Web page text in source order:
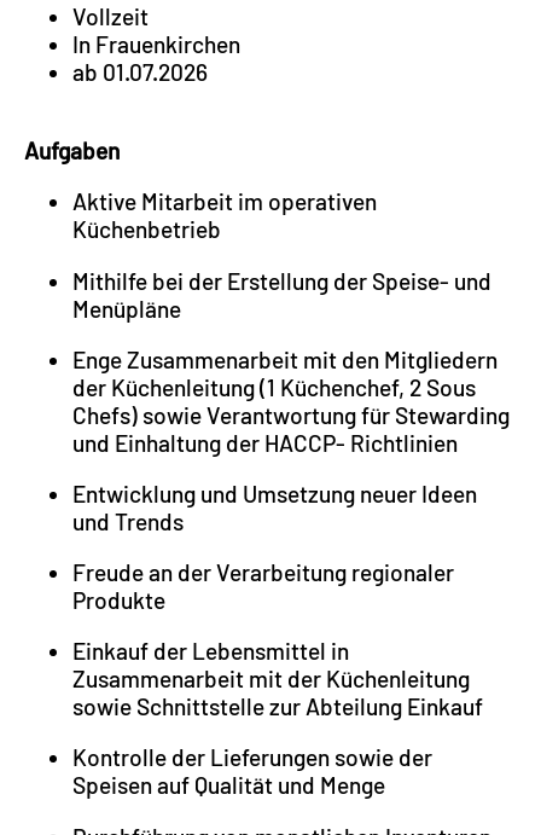
Vollzeit
In Frauenkirchen
ab 01.07.2026
Aufgaben
Aktive Mitarbeit im operativen
Küchenbetrieb
Mithilfe bei der Erstellung der Speise- und
Menüpläne
Enge Zusammenarbeit mit den Mitgliedern
der Küchenleitung (1 Küchenchef, 2 Sous
Chefs) sowie Verantwortung für Stewarding
und Einhaltung der HACCP- Richtlinien
Entwicklung und Umsetzung neuer Ideen
und Trends
Freude an der Verarbeitung regionaler
Produkte
Einkauf der Lebensmittel in
Zusammenarbeit mit der Küchenleitung
sowie Schnittstelle zur Abteilung Einkauf
Kontrolle der Lieferungen sowie der
Speisen auf Qualität und Menge